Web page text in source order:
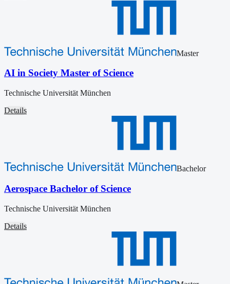
Master
AI in Society Master of Science
Technische Universität München
Details
Bachelor
Aerospace Bachelor of Science
Technische Universität München
Details